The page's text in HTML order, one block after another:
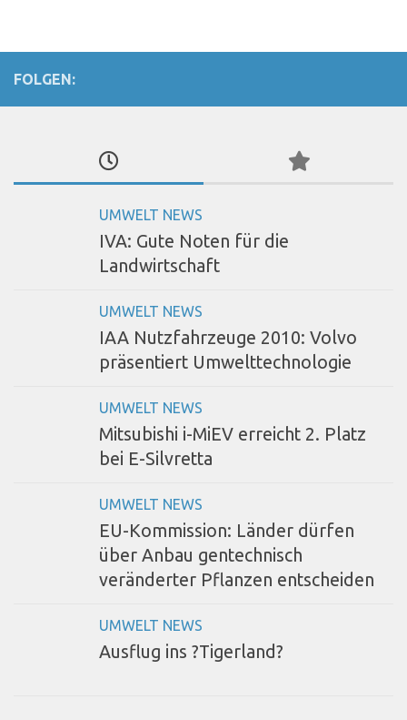
FOLGEN:
UMWELT NEWS
IVA: Gute Noten für die
Landwirtschaft
UMWELT NEWS
IAA Nutzfahrzeuge 2010: Volvo
präsentiert Umwelttechnologie
UMWELT NEWS
Mitsubishi i-MiEV erreicht 2. Platz
bei E-Silvretta
UMWELT NEWS
EU-Kommission: Länder dürfen
über Anbau gentechnisch
veränderter Pflanzen entscheiden
UMWELT NEWS
Ausflug ins ?Tigerland?